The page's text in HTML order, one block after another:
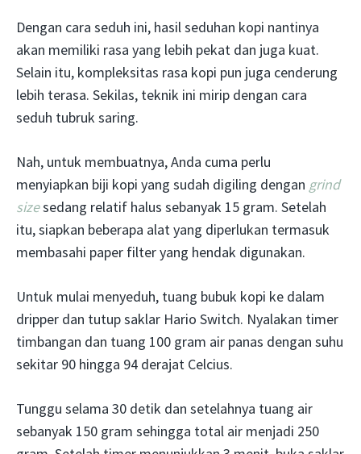
Dengan cara seduh ini, hasil seduhan kopi nantinya
akan memiliki rasa yang lebih pekat dan juga kuat.
Selain itu, kompleksitas rasa kopi pun juga cenderung
lebih terasa. Sekilas, teknik ini mirip dengan cara
seduh tubruk saring.
Nah, untuk membuatnya, Anda cuma perlu
menyiapkan biji kopi yang sudah digiling dengan grind
sizesedang relatif halus sebanyak 15 gram. Setelah
itu, siapkan beberapa alat yang diperlukan termasuk
membasahi paper filter yang hendak digunakan.
Untuk mulai menyeduh, tuang bubuk kopi ke dalam
dripper dan tutup saklar Hario Switch. Nyalakan timer
timbangan dan tuang 100 gram air panas dengan suhu
sekitar 90 hingga 94 derajat Celcius.
Tunggu selama 30 detik dan setelahnya tuang air
sebanyak 150 gram sehingga total air menjadi 250